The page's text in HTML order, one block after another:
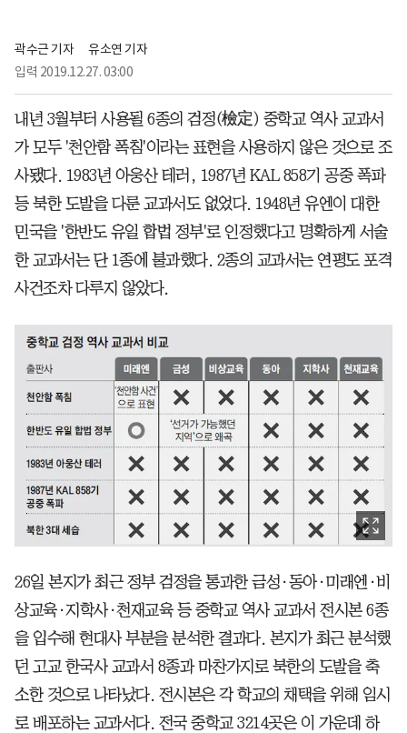
곽수근 기자
유소연 기자
입력 2019.12.27. 03:00
내년 3월부터 사용될 6종의 검정(檢定) 중학교 역사 교과서
가 모두 '천안함 폭침'이라는 표현을 사용하지 않은 것으로 조
사됐다. 1983년 아웅산 테러, 1987년 KAL 858기 공중 폭파
등 북한 도발을 다룬 교과서도 없었다. 1948년 유엔이 대한
민국을 '한반도 유일 합법 정부'로 인정했다고 명확하게 서술
한 교과서는 단 1종에 불과했다. 2종의 교과서는 연평도 포격
사건조차 다루지 않았다.
26일 본지가 최근 정부 검정을 통과한 금성·동아·미래엔·비
상교육·지학사·천재교육 등 중학교 역사 교과서 전시본 6종
을 입수해 현대사 부분을 분석한 결과다. 본지가 최근 분석했
던 고교 한국사 교과서 8종과 마찬가지로 북한의 도발을 축
소한 것으로 나타났다. 전시본은 각 학교의 채택을 위해 임시
로 배포하는 교과서다. 전국 중학교 3214곳은 이 가운데 하